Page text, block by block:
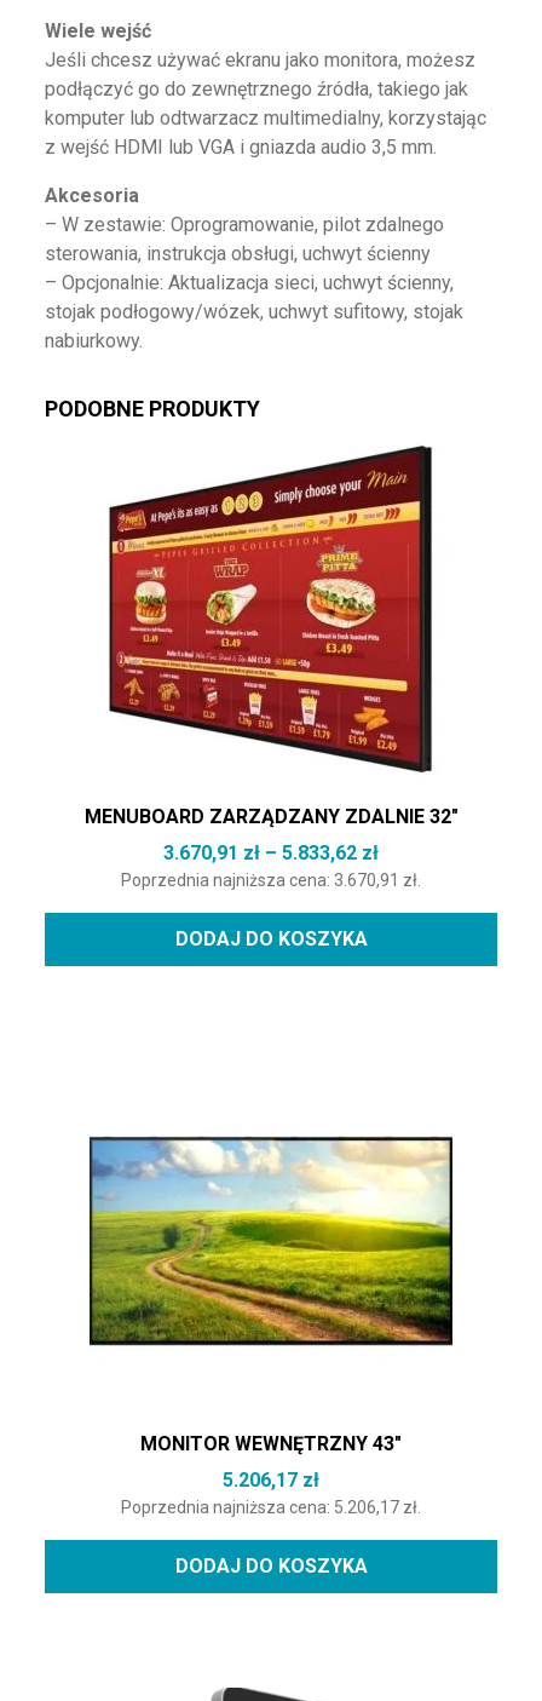
Wiele wejść
Jeśli chcesz używać ekranu jako monitora, możesz
podłączyć go do zewnętrznego źródła, takiego jak
komputer lub odtwarzacz multimedialny, korzystając
z wejść HDMI lub VGA i gniazda audio 3,5 mm.
Akcesoria
– W zestawie: Oprogramowanie, pilot zdalnego
sterowania, instrukcja obsługi, uchwyt ścienny
– Opcjonalnie: Aktualizacja sieci, uchwyt ścienny,
stojak podłogowy/wózek, uchwyt sufitowy, stojak
nabiurkowy.
PODOBNE PRODUKTY
MENUBOARD ZARZĄDZANY ZDALNIE 32″
3.670,91 zł – 5.833,62 złZakres cen: od
Poprzednia najniższa cena: 3.670,91 zł
DODAJ DO KOSZYKA
Ten produkt ma wiele wariantów. Opcje można wybrać na
MONITOR WEWNĘTRZNY 43″
5.206,17 zł
Poprzednia najniższa cena: 5.206,17 zł.
DODAJ DO KOSZYKA